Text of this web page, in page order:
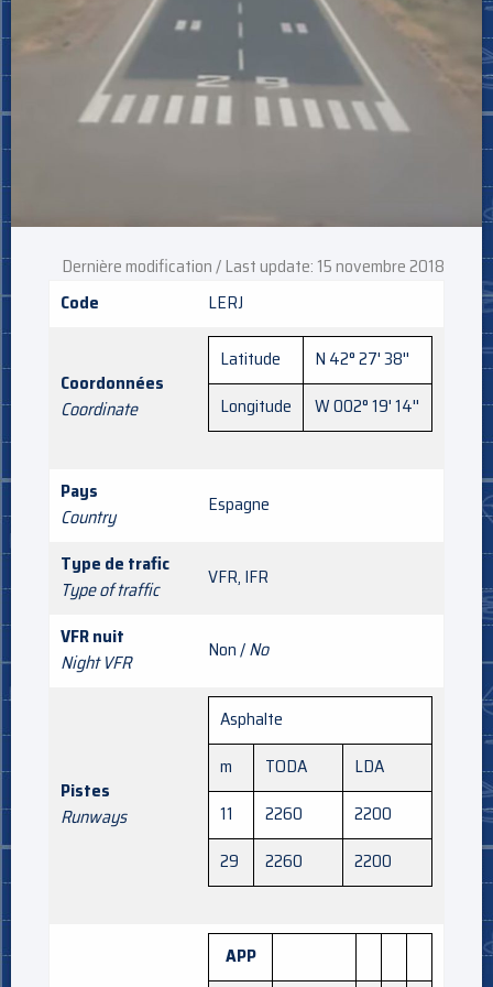
Dernière modification / Last update: 15 novembre 2018
Code
LERJ
Coordonnées
Coordinate
Latitude
N 42° 27' 38''
Longitude
W 002° 19' 14''
Pays
Country
Espagne
Type de trafic
Type of traffic
VFR, IFR
VFR nuit
Night VFR
Non /No
Pistes
Runways
Asphalte
m
TODA
LDA
11
2260
2200
29
2260 2200
APP